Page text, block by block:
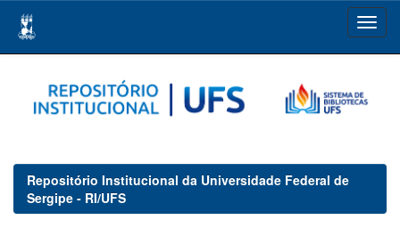
navigation
Repositório Institucional da Universidade Federal de
Sergipe - RI/UFS